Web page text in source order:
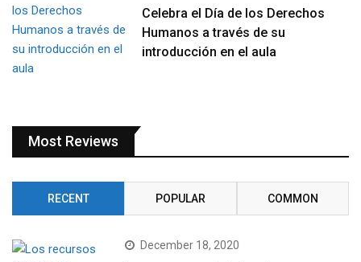
Celebra el Día de los Derechos
Humanos a través de su
introducción en el aula
Most Reviews
RECENT POPULAR COMMON
December 18, 2020